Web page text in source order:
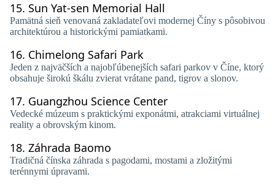
15. Sun Yat-sen Memorial Hall
Pamätná sieň venovaná zakladateľovi modernej Číny s pôsobivou
architektúrou a historickými pamiatkami.
16. Chimelong Safari Park
Jeden z najväčších a najobľúbenejších safari parkov v Číne, ktorý
obsahuje širokú škálu zvierat vrátane pand, tigrov a slonov.
17. Guangzhou Science Center
Vedecké múzeum s praktickými exponátmi, atrakciami virtuálnej
reality a obrovským kinom.
18. Záhrada Baomo
Tradičná čínska záhrada s pagodami, mostami a zložitými
terénnymi úpravami.